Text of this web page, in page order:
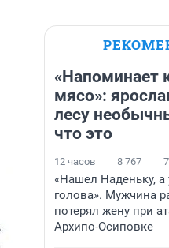
«Напоминает
мясо»:
лесу
что это
12 часов 8 767 7
«Нашел Наденьку, а
голова». Мужчина
потерял жену при
Архипо-Осиповке